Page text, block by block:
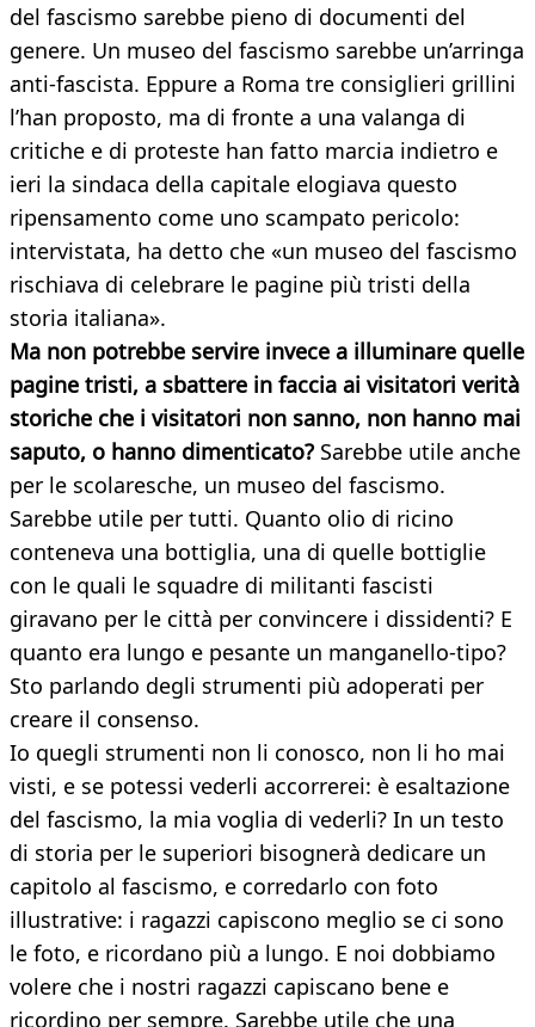
del fascismo sarebbe pieno di documenti del
genere. Un museo del fascismo sarebbe un’arringa
anti-fascista. Eppure a Roma tre consiglieri grillini
l’han proposto, ma di fronte a una valanga di
critiche e di proteste han fatto marcia indietro e
ieri la sindaca della capitale elogiava questo
ripensamento come uno scampato pericolo:
intervistata, ha detto che «un museo del fascismo
rischiava di celebrare le pagine più tristi della
storia italiana».
Ma non potrebbe servire invece a illuminare quelle
pagine tristi, a sbattere in faccia ai visitatori verità
storiche che i visitatori non sanno, non hanno mai
saputo, o hanno dimenticato? Sarebbe utile anche
per le scolaresche, un museo del fascismo.
Sarebbe utile per tutti. Quanto olio di ricino
conteneva una bottiglia, una di quelle bottiglie
con le quali le squadre di militanti fascisti
giravano per le città per convincere i dissidenti? E
quanto era lungo e pesante un manganello-tipo?
Sto parlando degli strumenti più adoperati per
creare il consenso.
Io quegli strumenti non li conosco, non li ho mai
visti, e se potessi vederli accorrerei: è esaltazione
del fascismo, la mia voglia di vederli? In un testo
di storia per le superiori bisognerà dedicare un
capitolo al fascismo, e corredarlo con foto
illustrative: i ragazzi capiscono meglio se ci sono
le foto, e ricordano più a lungo. E noi dobbiamo
volere che i nostri ragazzi capiscano bene e
ricordino per sempre. Sarebbe utile che una